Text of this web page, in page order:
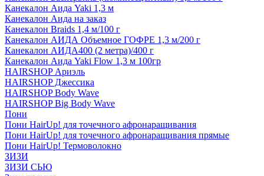
Канекалон Аида Yaki 1,3 м
Канекалон Аида на заказ
Канекалон Braids 1,4 м/100 г
Канекалон АИДА Объемное ГОФРЕ 1,3 м/200 г
Канекалон АИДА400 (2 метра)/400 г
Канекалон Аида Yaki Flow 1,3 м 100гр
HAIRSHOP Ариэль
HAIRSHOP Джессика
HAIRSHOP Body Wave
HAIRSHOP Big Body Wave
Пони
Пони HairUp! для точечного афронаращивания
Пони HairUp! для точечного афронаращивания прямые
Пони HairUp! Термоволокно
ЗИЗИ
ЗИЗИ СЬЮ